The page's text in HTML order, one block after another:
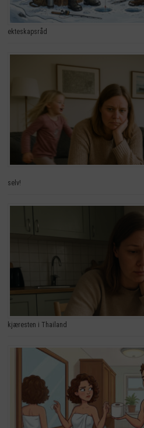
ekteskapsråd
selv!
kjæresten i Thailand